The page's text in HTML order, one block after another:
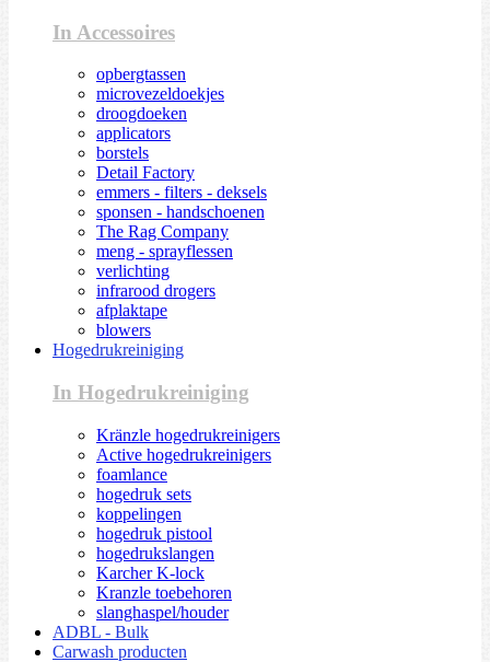
In Accessoires
opbergtassen
microvezeldoekjes
droogdoeken
applicators
borstels
Detail Factory
emmers - filters - deksels
sponsen - handschoenen
The Rag Company
meng - sprayflessen
verlichting
infrarood drogers
afplaktape
blowers
Hogedrukreiniging
In Hogedrukreiniging
Kränzle hogedrukreinigers
Active hogedrukreinigers
foamlance
hogedruk sets
koppelingen
hogedruk pistool
hogedrukslangen
Karcher K-lock
Kranzle toebehoren
slanghaspel/houder
ADBL - Bulk
Carwash producten